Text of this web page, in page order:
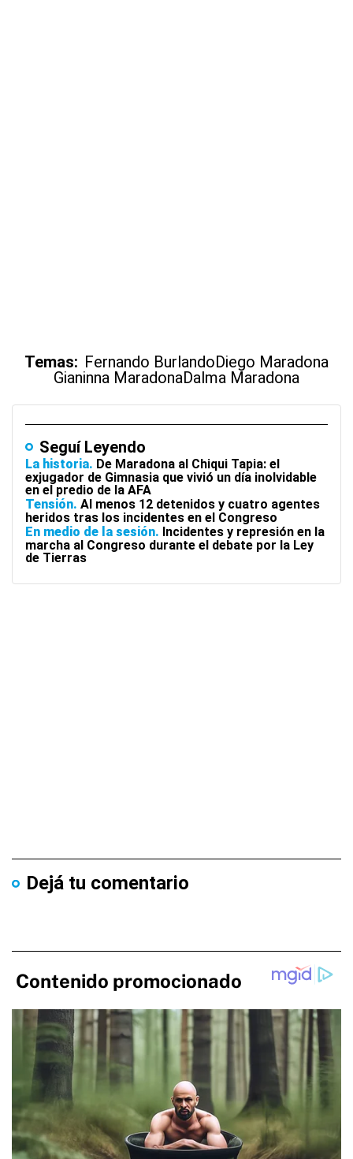
Temas: Fernando BurlandoDiego Maradona
Gianinna MaradonaDalma Maradona
Seguí Leyendo
La historia De Maradona al Chiqui Tapia: el
exjugador de Gimnasia que vivió un día inolvidable
en el predio de la AFA
Tensión Al menos 12 detenidos y cuatro agentes
heridos tras los incidentes en el Congreso
En medio de la sesión Incidentes y represión en la
marcha al Congreso durante el debate por la Ley
de Tierras
Dejá tu comentario